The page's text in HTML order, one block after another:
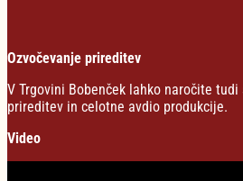
Ozvočevanje prireditev
V Trgovini Bobenček lahko naročite
prireditev in celotne avdio produkcije.
Video